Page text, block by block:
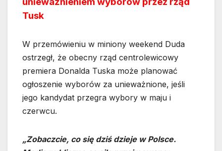
Tusk
W przemówieniu w miniony weekend Duda
ostrzegł, że obecny rząd centrolewicowy
premiera Donalda Tuska może planować
ogłoszenie wyborów za unieważnione, jeśli
jego kandydat przegra wybory w maju i
czerwcu.
„Zobaczcie, co się dziś dzieje w Polsce.